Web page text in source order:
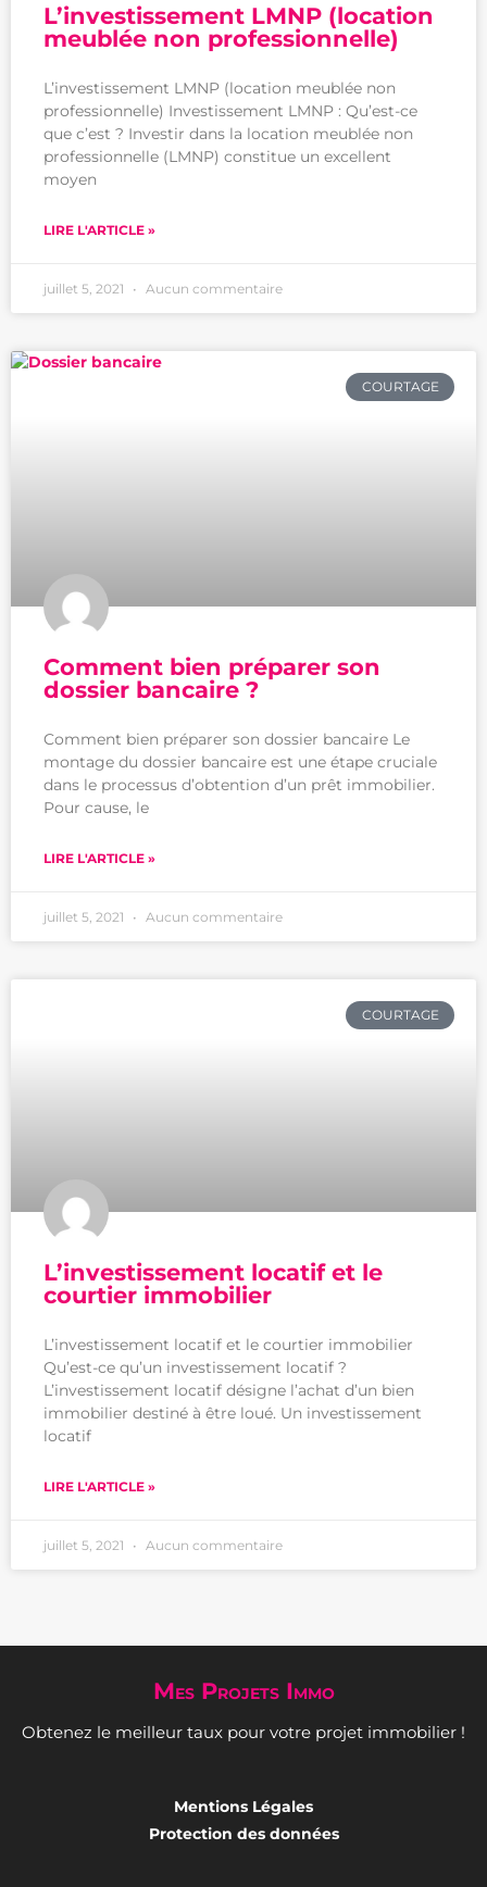
L’investissement LMNP (location
meublée non professionnelle)
L’investissement LMNP (location meublée non
professionnelle) Investissement LMNP : Qu’est-ce
que c’est ? Investir dans la location meublée non
professionnelle (LMNP) constitue un excellent
moyen
LIRE L'ARTICLE »
juillet 5, 2021 Aucun commentaire
COURTAGE
Comment bien préparer son
dossier bancaire ?
Comment bien préparer son dossier bancaire Le
montage du dossier bancaire est une étape cruciale
dans le processus d’obtention d’un prêt immobilier.
Pour cause, le
LIRE L'ARTICLE »
juillet 5, 2021 Aucun commentaire
COURTAGE
L’investissement locatif et le
courtier immobilier
L’investissement locatif et le courtier immobilier
Qu’est-ce qu’un investissement locatif ?
L’investissement locatif désigne l’achat d’un bien
immobilier destiné à être loué. Un investissement
locatif
LIRE L'ARTICLE »
juillet 5, 2021 Aucun commentaire
Mes Projets Immo
Obtenez le meilleur taux pour votre projet immobilier !
Mentions Légales
Protection des données